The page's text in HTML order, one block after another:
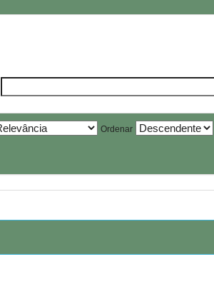
Ordenar